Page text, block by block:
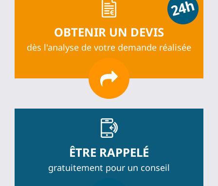
OBTENIR UN DEVIS
dès l'analyse de votre demande réalisée
ÊTRE RAPPELÉ
gratuitement pour un conseil